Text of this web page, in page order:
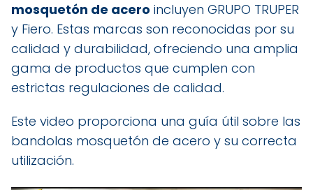
mosquetón de acero incluyen GRUPO TRUPER
y Fiero. Estas marcas son reconocidas por su
calidad y durabilidad, ofreciendo una amplia
gama de productos que cumplen con
estrictas regulaciones de calidad.
Este video proporciona una guía útil sobre las
bandolas mosquetón de acero y su correcta
utilización.